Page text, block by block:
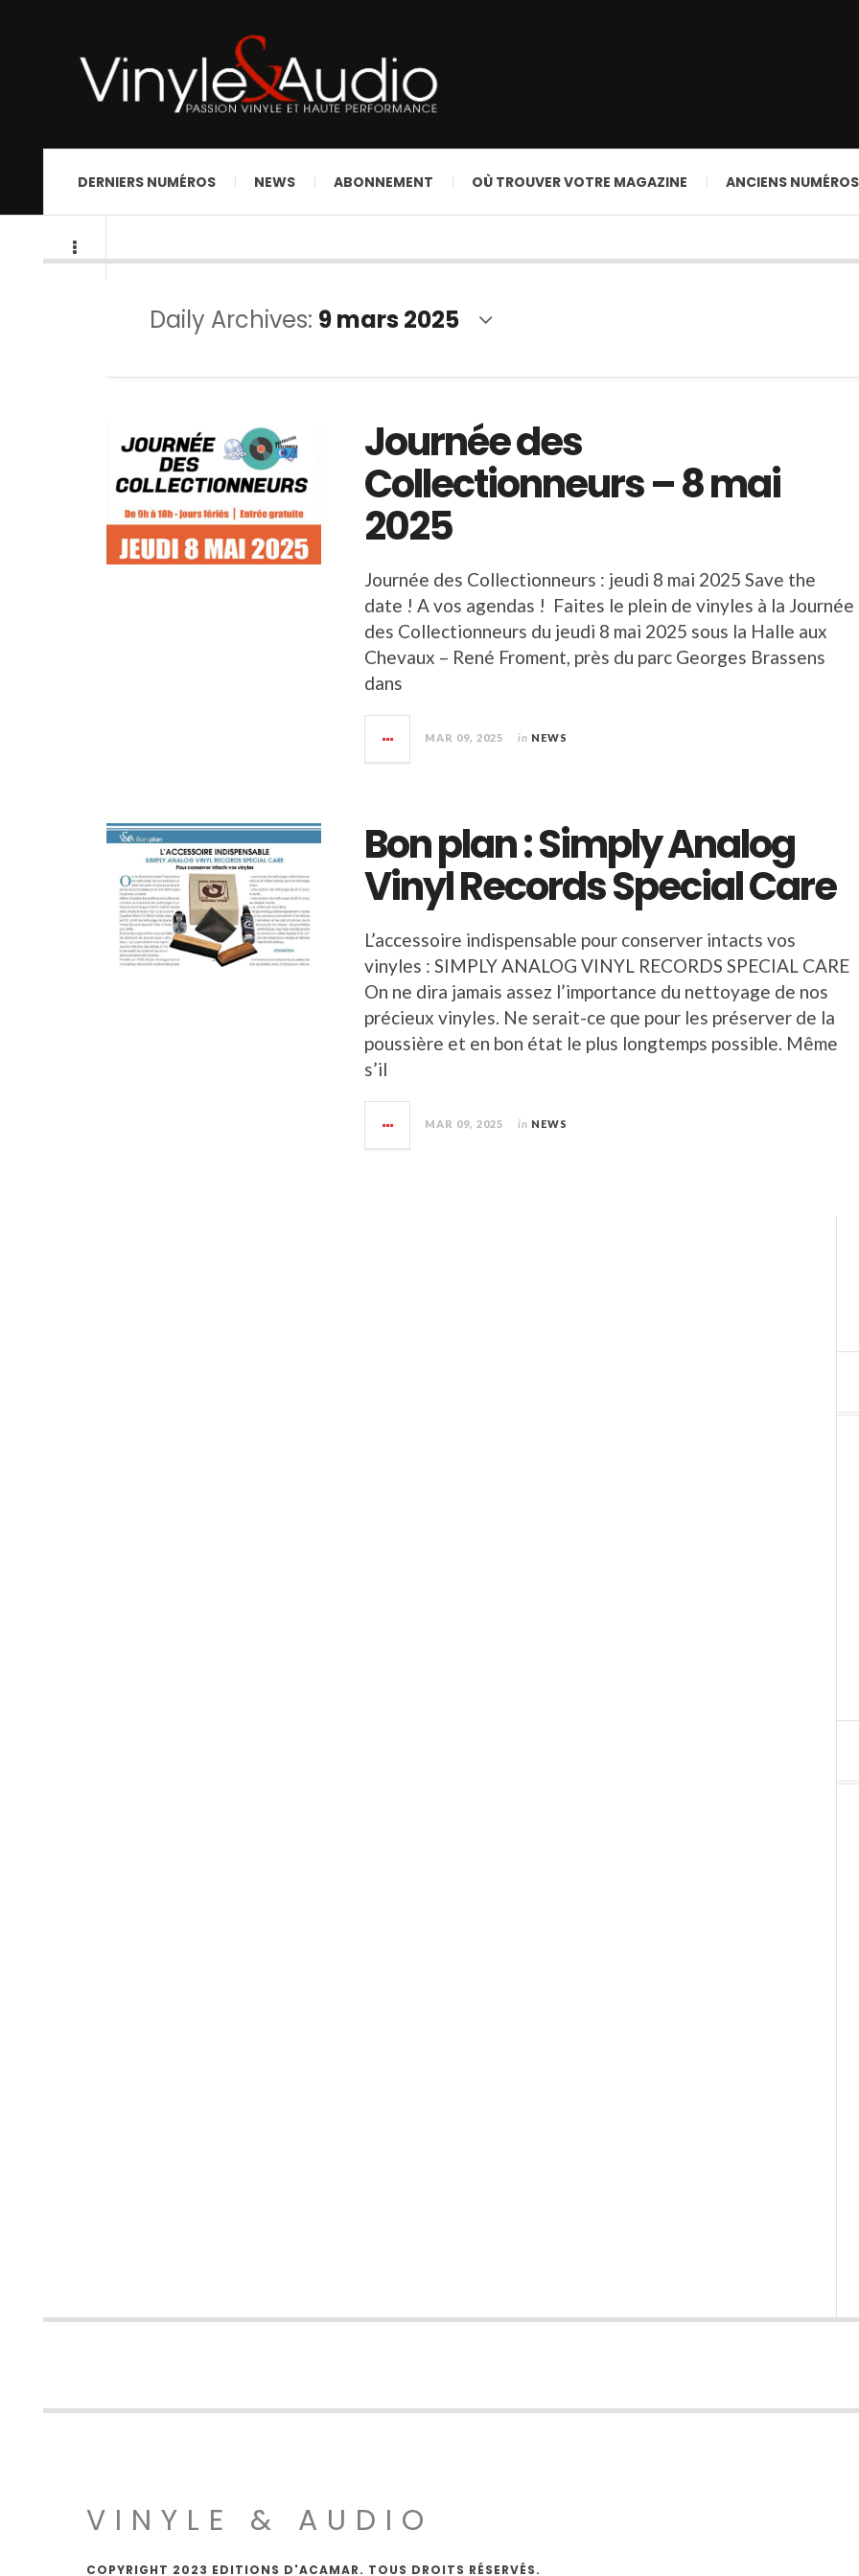
DERNIERS NUMÉROS NEWS ABONNEMENT OÙ TROUVER VOTRE MAGAZINE ANCIENS NUMÉROS
Daily Archives: 9 mars 2025
Journée des
Collectionneurs – 8 mai
2025
Journée des Collectionneurs : jeudi 8 mai 2025 Save the
date ! A vos agendas ! Faites le plein de vinyles à la Journée
des Collectionneurs du jeudi 8 mai 2025 sous la Halle aux
Chevaux – René Froment, près du parc Georges Brassens
dans
MAR 09, 2025 in NEWS
Bon plan : Simply Analog
Vinyl Records Special Care
L’accessoire indispensable pour conserver intacts vos
vinyles : SIMPLY ANALOG VINYL RECORDS SPECIAL CARE
On ne dira jamais assez l’importance du nettoyage de nos
précieux vinyles. Ne serait-ce que pour les préserver de la
poussière et en bon état le plus longtemps possible. Même
s’il
MAR 09, 2025 in NEWS
VINYLE & AUDIO
COPYRIGHT 2023 EDITIONS D'ACAMAR. TOUS DROITS RÉSERVÉS.